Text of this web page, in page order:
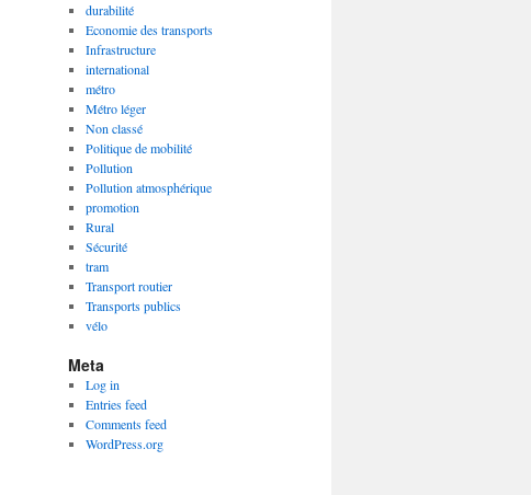
durabilité
Economie des transports
Infrastructure
international
métro
Métro léger
Non classé
Politique de mobilité
Pollution
Pollution atmosphérique
promotion
Rural
Sécurité
tram
Transport routier
Transports publics
vélo
Meta
Log in
Entries feed
Comments feed
WordPress.org